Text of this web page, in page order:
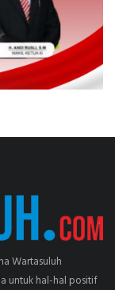
Wartasuluh
untuk hal-hal positif